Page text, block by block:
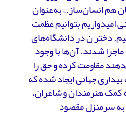
هم انسان‌ساز.» به‌عنوان
امیدواریم بتوانیم عظمت
دختران در دانشگاه‌های
شدند. آن‌ها با وجود
مقاومت کرده و حق را
جهانی ایجاد شده که
کمک هنرمندان و شاعران،
به سرمنزل مقصود